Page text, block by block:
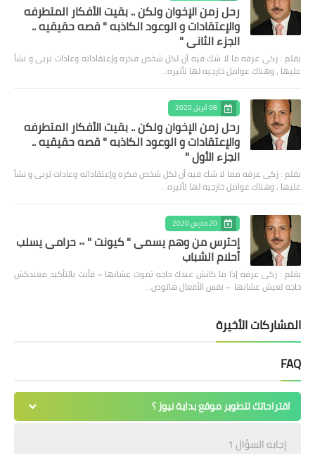
رحل زمن الإخوان ولكن .. بقيت الأفكار المتطرفه
والإعتقادات و الوعود الكاذبه " قصه حقيقيه ..
الجزء الثاني "
بقلم : زكى عرفه ‎ما لا شك فيه أن لكل شخص فكره وإعتقاداته وعادات تربى و نشأ
عليها ، وهناك عوامل خارجيه لها تأثيره…
08 أبريل 2020
رحل زمن الإخوان ولكن .. بقيت الأفكار المتطرفه
والإعتقادات و الوعود الكاذبه " قصه حقيقيه ..
الجزء الأول "
بقلم : زكى عرفه مما لا شك فيه أن لكل شخص فكره وإعتقاداته وعادات تربى و نشأ
عليها ، وهناك عوامل خارجيه لها تأثيره…
20 مارس 2020
إحترس من وهم يسمى " كيونت " ٠٠ حرامى يسلب
أحلام الشباب
بقلم : زكى عرفه ‎إذا ما كانش عندك حاجه تموت عشانها ٠٠ فأنت بالتأكيد معندكش
حاجه تعيش عشانها ٠٠ نفس الأفعال هاتوص…
المشاركات الأخيرة
FAQ
اقتراحاتك لتطوير موقع بداية نيوز ؟
إجابه السؤال 1